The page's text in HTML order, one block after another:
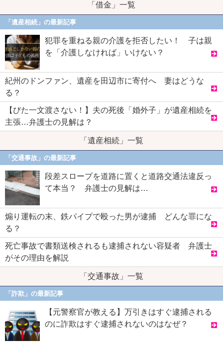
「借金」一覧
「遺産相続」の最新記事
犯罪を重ねる親の介護を拒否したい！ 子は親
を「介護しなければ」いけない？
紀州のドンファン、遺産を田辺市に寄付へ 妻はどうな
る？
【びた一文渡さない！】夫の死後「婚外子」が遺産相続を
主張…弁護士の見解は？
「遺産相続」一覧
「交通事故」の最新記事
段差スロープを道路に置くと道路交通法違反っ
て本当？ 弁護士の見解は…
煽り運転の末、鉄パイプで殴った男が逮捕 どんな罪にな
る？
死亡事故で書類送検されるも逮捕されない容疑者 弁護士
がその理由を解説
「交通事故」一覧
「詐欺」の最新記事
【元警察官が教える】万引きはすぐ逮捕される
のに詐欺はすぐ逮捕されないのはなぜ？